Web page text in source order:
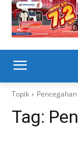
Topik
Tag: